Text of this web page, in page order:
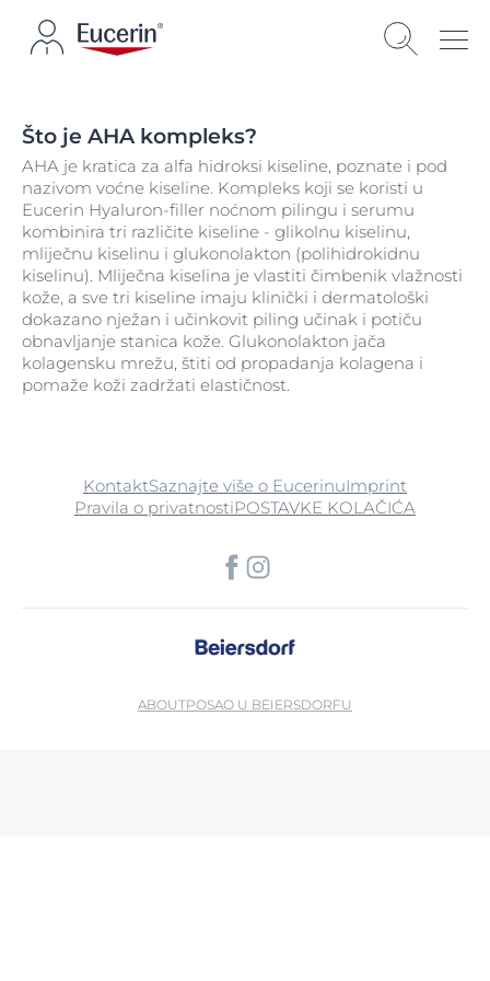
Što je AHA kompleks?
AHA je kratica za alfa hidroksi kiseline, poznate i pod
nazivom voćne kiseline. Kompleks koji se koristi u
Eucerin Hyaluron-filler noćnom pilingu i serumu
kombinira tri različite kiseline - glikolnu kiselinu,
mliječnu kiselinu i glukonolakton (polihidrokidnu
kiselinu). Mliječna kiselina je vlastiti čimbenik vlažnosti
kože, a sve tri kiseline imaju klinički i dermatološki
dokazano nježan i učinkovit piling učinak i potiču
obnavljanje stanica kože. Glukonolakton jača
kolagensku mrežu, štiti od propadanja kolagena i
pomaže koži zadržati elastičnost.
KontaktSaznajte više o EucerinuImprint
Pravila o privatnostiPOSTAVKE KOLAČIĆA
ABOUTPOSAO U BEIERSDORFU